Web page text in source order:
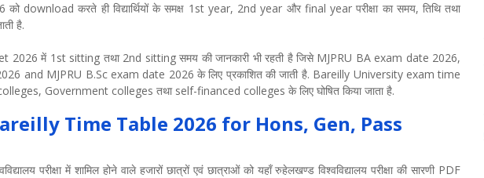
download करते ही विद्यार्थियों के समक्ष 1st year, 2nd year और final year परीक्षा का समय, तिथि तथा
है.
में 1st sitting तथा 2nd sitting समय की जानकारी भी रहती है जिसे MJPRU BA exam date 2026,
and MJPRU B.Sc exam date 2026 के लिए प्रकाशित की जाती है. Bareilly University exam time
Government colleges तथा self-financed colleges के लिए घोषित किया जाता है.
Time Table 2026 for Hons, Gen, Pass
परीक्षा में शामिल होने वाले हजारों छात्रों एवं छात्राओं को यहाँ रुहेलखण्ड विश्वविद्यालय परीक्षा की सारणी PDF